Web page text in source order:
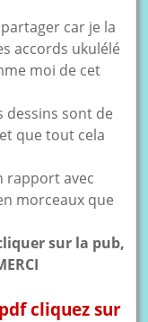
car je la
accords ukulélé
moi de cet
dessins sont de
que tout cela
rapport avec
morceaux que
sur la pub,
cliquez sur